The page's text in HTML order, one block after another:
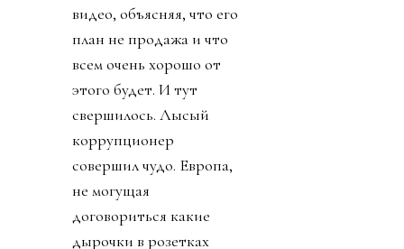
видео, объясняя, что его
план не продажа и что
всем очень хорошо от
этого будет. И тут
свершилось. Лысый
коррупционер
совершил чудо. Европа,
не могущая
договориться какие
дырочки в розетках